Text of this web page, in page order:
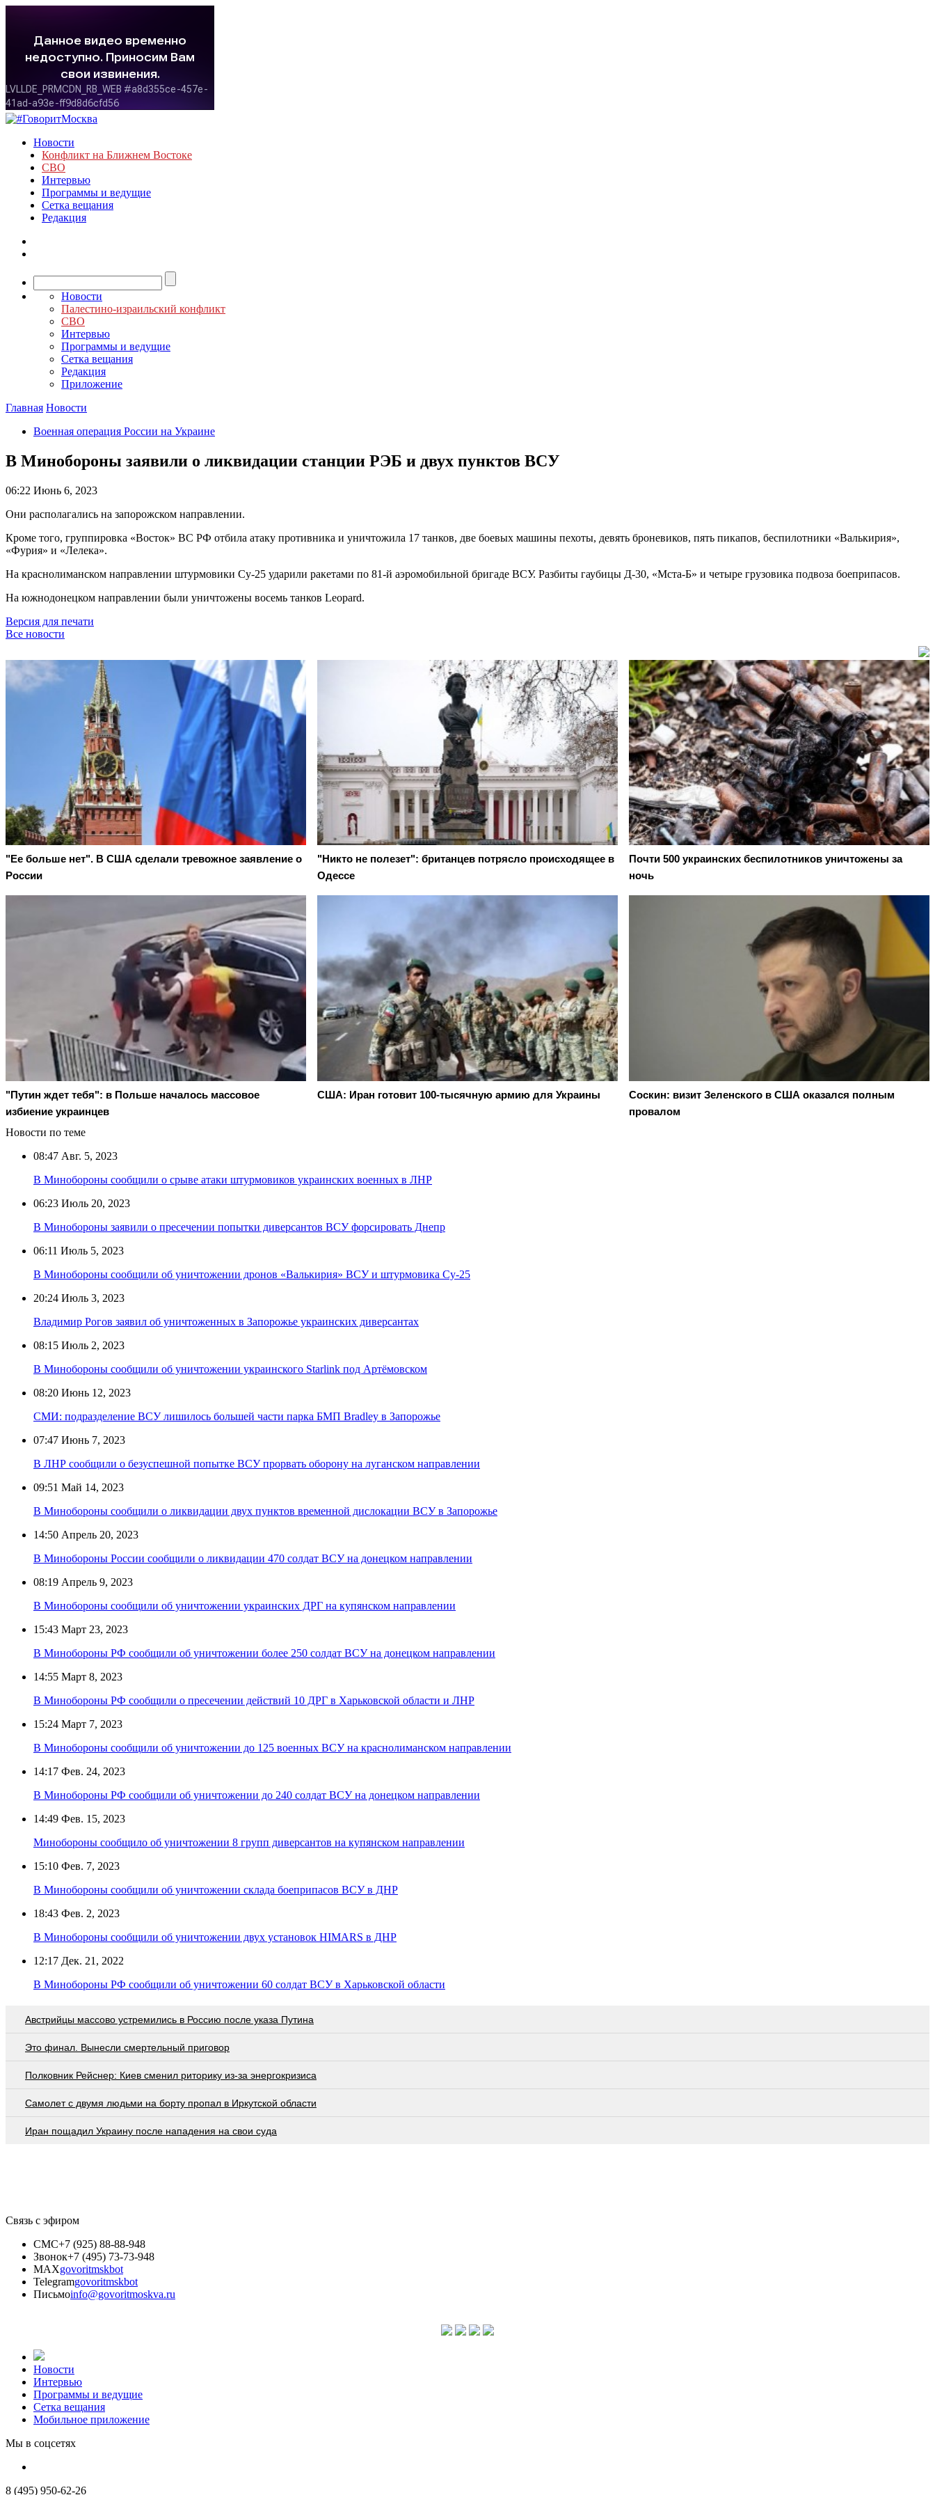
Новости
Конфликт на Ближнем Востоке
СВО
Интервью
Программы и ведущие
Сетка вещания
Редакция
Новости
Палестино-израильский конфликт
СВО
Интервью
Программы и ведущие
Сетка вещания
Редакция
Приложение
Главная Новости
Военная операция России на Украине
В Минобороны заявили о ликвидации станции РЭБ и двух пунктов ВСУ
06:22 Июнь 6, 2023
Они располагались на запорожском направлении.
Кроме того, группировка «Восток» ВС РФ отбила атаку противника и уничтожила 17 танков, две боевых машины пехоты, девять броневиков, пять пикапов, беспилотники «Валькирия»,
«Фурия» и «Лелека».
На краснолиманском направлении штурмовики Су-25 ударили ракетами по 81-й аэромобильной бригаде ВСУ. Разбиты гаубицы Д-30, «Мста-Б» и четыре грузовика подвоза боеприпасов.
На южнодонецком направлении были уничтожены восемь танков Leopard.
Версия для печати
Все новости
"Ее больше нет". В США сделали тревожное заявление о
России
"Никто не полезет": британцев потрясло происходящее в
Одессе
Почти 500 украинских беспилотников уничтожены за
ночь
"Путин ждет тебя": в Польше началось массовое
избиение украинцев
США: Иран готовит 100-тысячную армию для Украины
Соскин: визит Зеленского в США оказался полным
провалом
Новости по теме
08:47 Авг. 5, 2023
В Минобороны сообщили о срыве атаки штурмовиков украинских военных в ЛНР
06:23 Июль 20, 2023
В Минобороны заявили о пресечении попытки диверсантов ВСУ форсировать Днепр
06:11 Июль 5, 2023
В Минобороны сообщили об уничтожении дронов «Валькирия» ВСУ и штурмовика Су-25
20:24 Июль 3, 2023
Владимир Рогов заявил об уничтоженных в Запорожье украинских диверсантах
08:15 Июль 2, 2023
В Минобороны сообщили об уничтожении украинского Starlink под Артёмовском
08:20 Июнь 12, 2023
СМИ: подразделение ВСУ лишилось большей части парка БМП Bradley в Запорожье
07:47 Июнь 7, 2023
В ЛНР сообщили о безуспешной попытке ВСУ прорвать оборону на луганском направлении
09:51 Май 14, 2023
В Минобороны сообщили о ликвидации двух пунктов временной дислокации ВСУ в Запорожье
14:50 Апрель 20, 2023
В Минобороны России сообщили о ликвидации 470 солдат ВСУ на донецком направлении
08:19 Апрель 9, 2023
В Минобороны сообщили об уничтожении украинских ДРГ на купянском направлении
15:43 Март 23, 2023
В Минобороны РФ сообщили об уничтожении более 250 солдат ВСУ на донецком направлении
14:55 Март 8, 2023
В Минобороны РФ сообщили о пресечении действий 10 ДРГ в Харьковской области и ЛНР
15:24 Март 7, 2023
В Минобороны сообщили об уничтожении до 125 военных ВСУ на краснолиманском направлении
14:17 Фев. 24, 2023
В Минобороны РФ сообщили об уничтожении до 240 солдат ВСУ на донецком направлении
14:49 Фев. 15, 2023
Минобороны сообщило об уничтожении 8 групп диверсантов на купянском направлении
15:10 Фев. 7, 2023
В Минобороны сообщили об уничтожении склада боеприпасов ВСУ в ДНР
18:43 Фев. 2, 2023
В Минобороны сообщили об уничтожении двух установок HIMARS в ДНР
12:17 Дек. 21, 2022
В Минобороны РФ сообщили об уничтожении 60 солдат ВСУ в Харьковской области
Австрийцы массово устремились в Россию после указа Путина
Это финал. Вынесли смертельный приговор
Полковник Рейснер: Киев сменил риторику из-за энергокризиса
Самолет с двумя людьми на борту пропал в Иркутской области
Иран пощадил Украину после нападения на свои суда
Связь с эфиром
СМС+7 (925) 88-88-948
Звонок+7 (495) 73-73-948
MAXgovoritmskbot
Telegramgovoritmskbot
Письмоinfo@govoritmoskva.ru
Новости
Интервью
Программы и ведущие
Сетка вещания
Мобильное приложение
Мы в соцсетях
8 (495) 950-62-26